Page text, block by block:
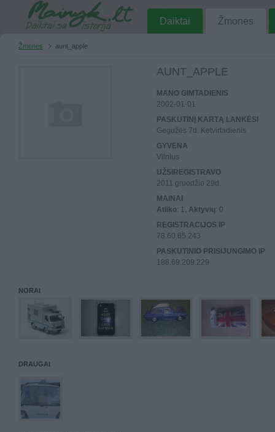
Daiktai Žmonės
Žmonės aunt_apple
AUNT_APPLE
MANO GIMTADIENIS
2002-01-01
PASKUTINĮ KARTĄ LANKĖSI
Gegužės 7d. Ketvirtadienis
GYVENA
Vilnius
UŽSIREGISTRAVO
2011 gruodžio 29d.
MAINAI
Atliko: 1, Aktyvių: 0
REGISTRACIJOS IP
78.60.65.243
PASKUTINIO PRISIJUNGIMO IP
188.69.209.229
NORAI
DRAUGAI